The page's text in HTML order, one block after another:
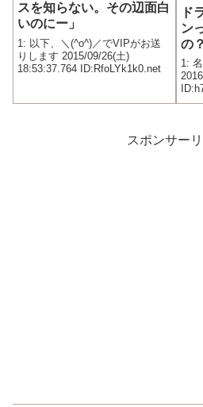
スを知らない。その辺面白
いのにー」
1: 以下、＼(^o^)／でVIPがお送
りします 2015/09/26(土)
18:53:37.764 ID:RfoLYk1k0.net
ド
ン
の？
1:
の
スポンサー